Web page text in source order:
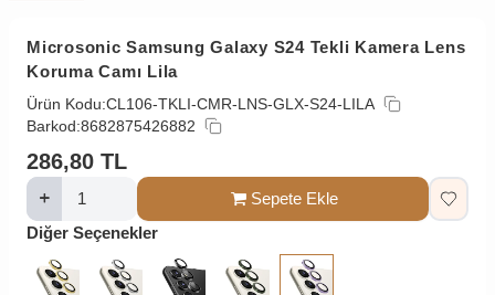
Microsonic Samsung Galaxy S24 Tekli Kamera Lens
Koruma Camı Lila
Ürün Kodu:CL106-TKLI-CMR-LNS-GLX-S24-LILA
Barkod:8682875426882
286,80 TL
Sepete Ekle
Diğer Seçenekler